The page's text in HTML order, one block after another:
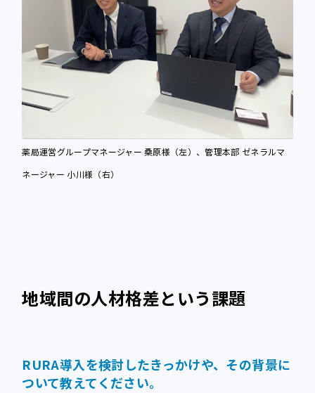
薬局運営グループマネージャー 桑原様（左）、管理本部 ゼネラルマ
ネージャー 小川様（右）
地域間の人材格差という課題
RURA導入を検討したきっかけや、その背景に
ついて教えてください。